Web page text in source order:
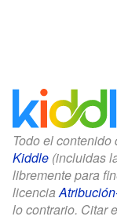
Todo el
Kiddle (incluidas
libremente para
licencia
lo contrario. Citar